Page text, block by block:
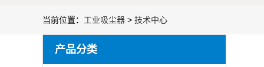
当前位置： 工业吸尘器 > 技术中心
产品分类